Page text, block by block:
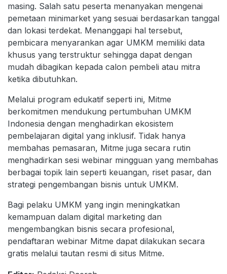
masing. Salah satu peserta menanyakan mengenai
pemetaan minimarket yang sesuai berdasarkan tanggal
dan lokasi terdekat. Menanggapi hal tersebut,
pembicara menyarankan agar UMKM memiliki data
khusus yang terstruktur sehingga dapat dengan
mudah dibagikan kepada calon pembeli atau mitra
ketika dibutuhkan.
Melalui program edukatif seperti ini, Mitme
berkomitmen mendukung pertumbuhan UMKM
Indonesia dengan menghadirkan ekosistem
pembelajaran digital yang inklusif. Tidak hanya
membahas pemasaran, Mitme juga secara rutin
menghadirkan sesi webinar mingguan yang membahas
berbagai topik lain seperti keuangan, riset pasar, dan
strategi pengembangan bisnis untuk UMKM.
Bagi pelaku UMKM yang ingin meningkatkan
kemampuan dalam digital marketing dan
mengembangkan bisnis secara profesional,
pendaftaran webinar Mitme dapat dilakukan secara
gratis melalui tautan resmi di situs Mitme.